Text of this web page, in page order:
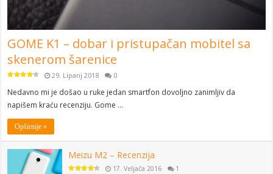
GOME K1 – dobar i pristupačan mobitel sa
skenerom šarenice
29. Lipanj 2018 0
Nedavno mi je došao u ruke jedan smartfon dovoljno zanimljiv da
napišem kraću recenziju. Gome …
Opširnije »
Meizu M2 – Recenzija
17. Veljača 2016 1